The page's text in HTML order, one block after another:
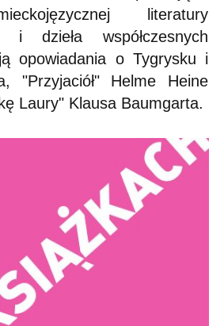
literatury
i dzieła współczesnych
opowiadania o Tygrysku i
"Przyjaciół" Helme Heine
Laury" Klausa Baumgarta.